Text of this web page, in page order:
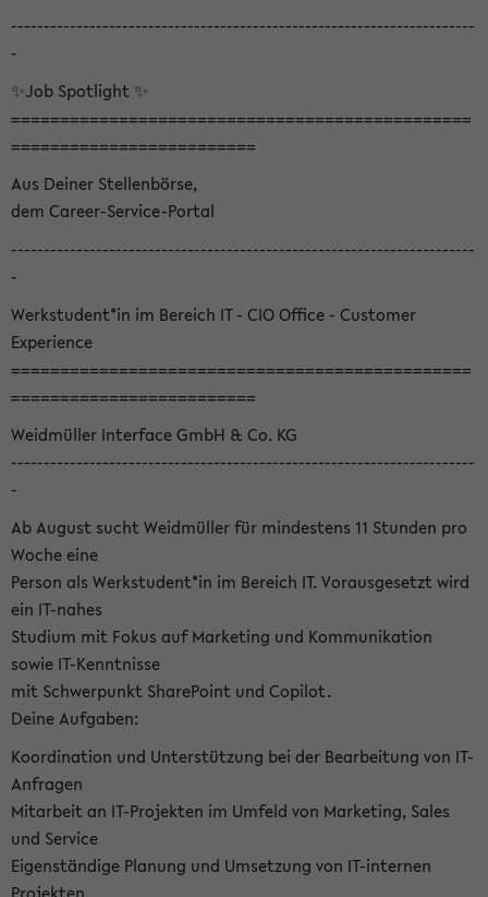
-----------------------------------------------------------------------
-
✨Job Spotlight ✨
===============================================
=========================
Aus Deiner Stellenbörse,
dem Career-Service-Portal
-----------------------------------------------------------------------
-
Werkstudent*in im Bereich IT - CIO Office - Customer
Experience
===============================================
=========================
Weidmüller Interface GmbH & Co. KG
-----------------------------------------------------------------------
-
Ab August sucht Weidmüller für mindestens 11 Stunden pro
Woche eine
Person als Werkstudent*in im Bereich IT. Vorausgesetzt wird
ein IT-nahes
Studium mit Fokus auf Marketing und Kommunikation
sowie IT-Kenntnisse
mit Schwerpunkt SharePoint und Copilot.
Deine Aufgaben:
Koordination und Unterstützung bei der Bearbeitung von IT-
Anfragen
Mitarbeit an IT-Projekten im Umfeld von Marketing, Sales
und Service
Eigenständige Planung und Umsetzung von IT-internen